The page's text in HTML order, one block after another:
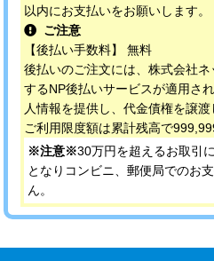
以内にお支払いをお願いします。
ご注意
【後払い手数料】 無料
後払いのご注文には、株式会社
するNP後払いサービスが適用さ
人情報を提供し、代金債権を譲渡
ご利用限度額は累計残高で
※注意※30万円を超えるお取引
となりコンビニ、郵便局でのお
ん。